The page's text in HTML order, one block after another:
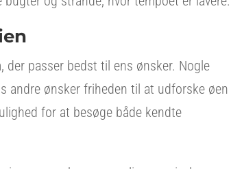
der passer bedst til ens ønsker. Nogle
andre ønsker friheden til at udforske øen
for at besøge både kendte